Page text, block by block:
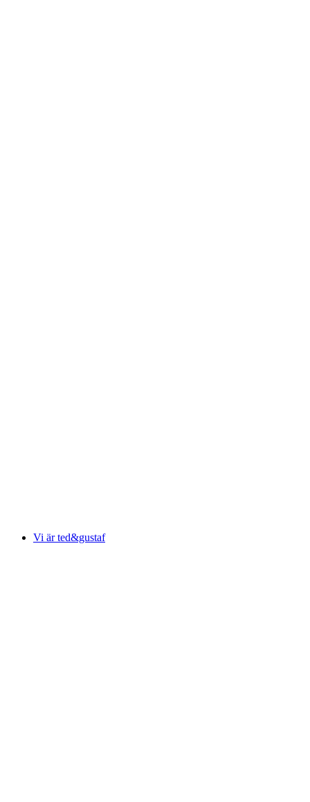
Vi är ted&gustaf